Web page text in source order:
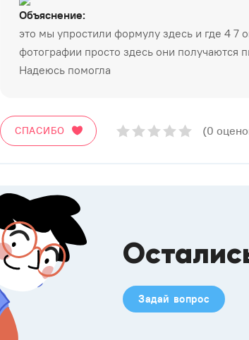
Объяснение:
это мы упростили формулу здесь и где 4 7
фотографии просто здесь они получаются
Надеюсь помогла
СПАСИБО (0
Задай вопрос